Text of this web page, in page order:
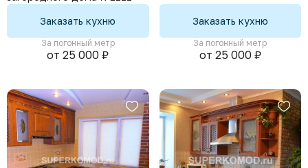
Заказать кухню
За погонный метр
от 25 000 ₽
Заказать кухню
За погонный метр
от 25 000 ₽